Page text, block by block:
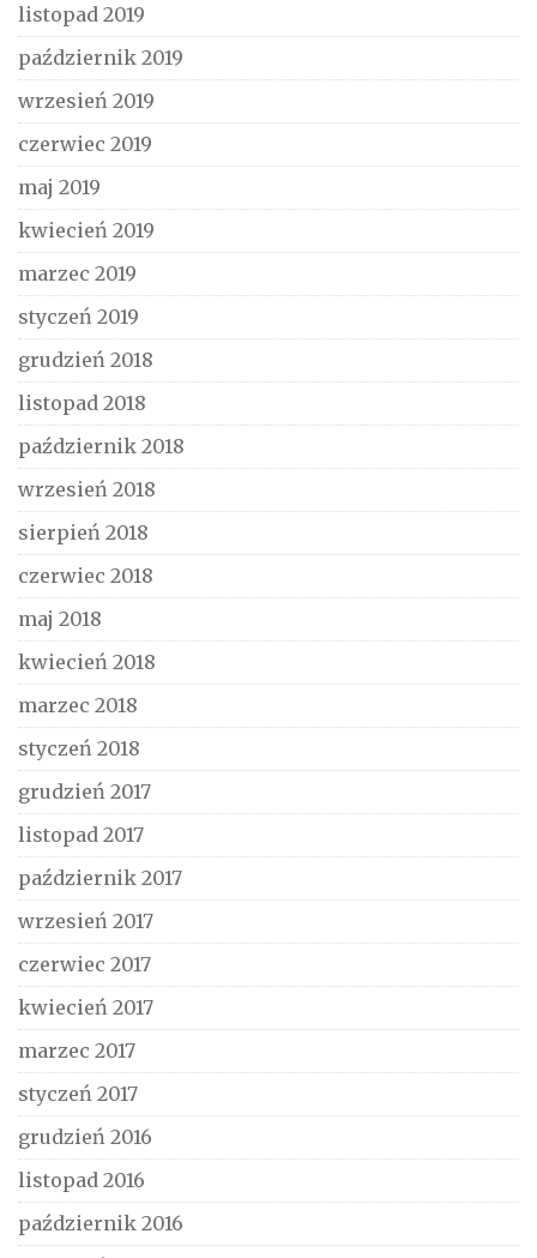
listopad 2019
październik 2019
wrzesień 2019
czerwiec 2019
maj 2019
kwiecień 2019
marzec 2019
styczeń 2019
grudzień 2018
listopad 2018
październik 2018
wrzesień 2018
sierpień 2018
czerwiec 2018
maj 2018
kwiecień 2018
marzec 2018
styczeń 2018
grudzień 2017
listopad 2017
październik 2017
wrzesień 2017
czerwiec 2017
kwiecień 2017
marzec 2017
styczeń 2017
grudzień 2016
listopad 2016
październik 2016